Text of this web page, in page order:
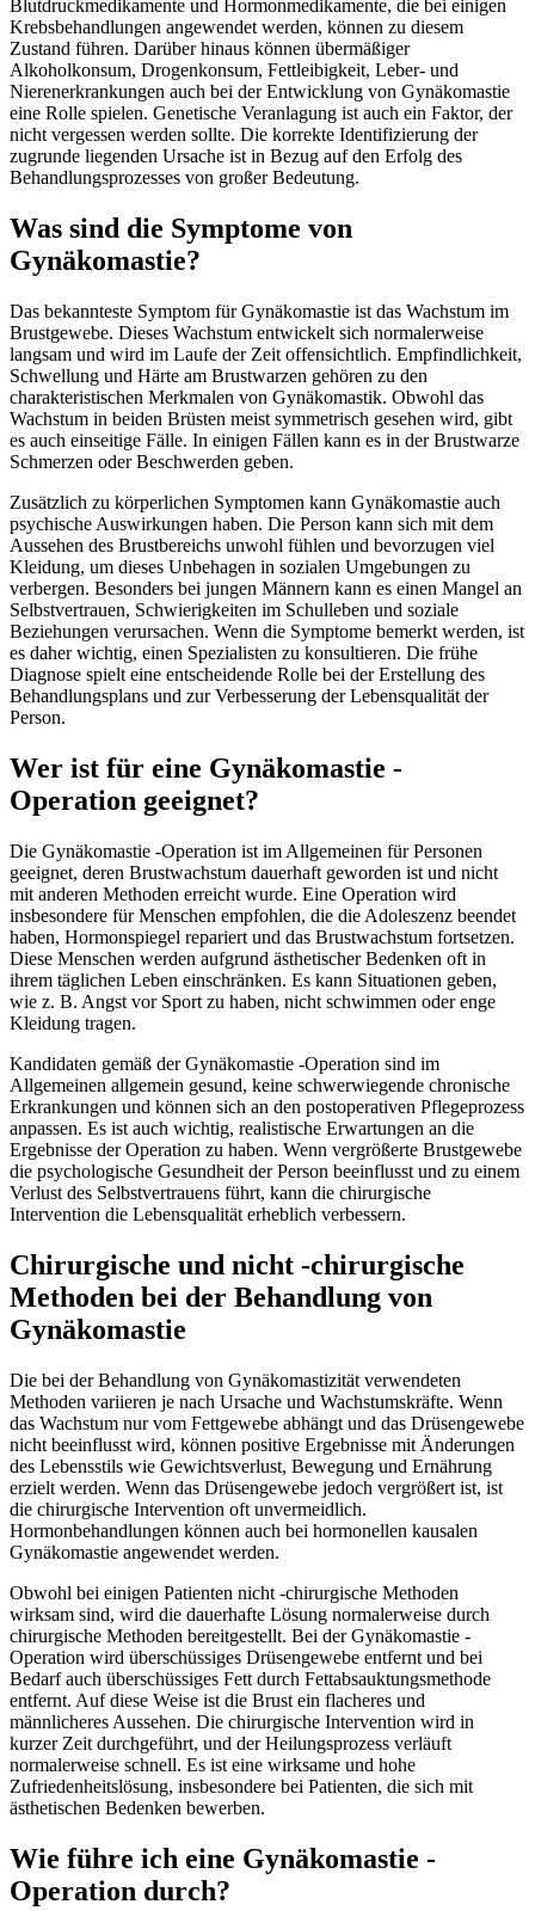
Blutdruckmedikamente und Hormonmedikamente, die bei einigen
Krebsbehandlungen angewendet werden, können zu diesem
Zustand führen. Darüber hinaus können übermäßiger
Alkoholkonsum, Drogenkonsum, Fettleibigkeit, Leber- und
Nierenerkrankungen auch bei der Entwicklung von Gynäkomastie
eine Rolle spielen. Genetische Veranlagung ist auch ein Faktor, der
nicht vergessen werden sollte. Die korrekte Identifizierung der
zugrunde liegenden Ursache ist in Bezug auf den Erfolg des
Behandlungsprozesses von großer Bedeutung.
Was sind die Symptome von
Gynäkomastie?
Das bekannteste Symptom für Gynäkomastie ist das Wachstum im
Brustgewebe. Dieses Wachstum entwickelt sich normalerweise
langsam und wird im Laufe der Zeit offensichtlich. Empfindlichkeit,
Schwellung und Härte am Brustwarzen gehören zu den
charakteristischen Merkmalen von Gynäkomastik. Obwohl das
Wachstum in beiden Brüsten meist symmetrisch gesehen wird, gibt
es auch einseitige Fälle. In einigen Fällen kann es in der Brustwarze
Schmerzen oder Beschwerden geben.
Zusätzlich zu körperlichen Symptomen kann Gynäkomastie auch
psychische Auswirkungen haben. Die Person kann sich mit dem
Aussehen des Brustbereichs unwohl fühlen und bevorzugen viel
Kleidung, um dieses Unbehagen in sozialen Umgebungen zu
verbergen. Besonders bei jungen Männern kann es einen Mangel an
Selbstvertrauen, Schwierigkeiten im Schulleben und soziale
Beziehungen verursachen. Wenn die Symptome bemerkt werden, ist
es daher wichtig, einen Spezialisten zu konsultieren. Die frühe
Diagnose spielt eine entscheidende Rolle bei der Erstellung des
Behandlungsplans und zur Verbesserung der Lebensqualität der
Person.
Wer ist für eine Gynäkomastie -
Operation geeignet?
Die Gynäkomastie -Operation ist im Allgemeinen für Personen
geeignet, deren Brustwachstum dauerhaft geworden ist und nicht
mit anderen Methoden erreicht wurde. Eine Operation wird
insbesondere für Menschen empfohlen, die die Adoleszenz beendet
haben, Hormonspiegel repariert und das Brustwachstum fortsetzen.
Diese Menschen werden aufgrund ästhetischer Bedenken oft in
ihrem täglichen Leben einschränken. Es kann Situationen geben,
wie z. B. Angst vor Sport zu haben, nicht schwimmen oder enge
Kleidung tragen.
Kandidaten gemäß der Gynäkomastie -Operation sind im
Allgemeinen allgemein gesund, keine schwerwiegende chronische
Erkrankungen und können sich an den postoperativen Pflegeprozess
anpassen. Es ist auch wichtig, realistische Erwartungen an die
Ergebnisse der Operation zu haben. Wenn vergrößerte Brustgewebe
die psychologische Gesundheit der Person beeinflusst und zu einem
Verlust des Selbstvertrauens führt, kann die chirurgische
Intervention die Lebensqualität erheblich verbessern.
Chirurgische und nicht -chirurgische
Methoden bei der Behandlung von
Gynäkomastie
Die bei der Behandlung von Gynäkomastizität verwendeten
Methoden variieren je nach Ursache und Wachstumskräfte. Wenn
das Wachstum nur vom Fettgewebe abhängt und das Drüsengewebe
nicht beeinflusst wird, können positive Ergebnisse mit Änderungen
des Lebensstils wie Gewichtsverlust, Bewegung und Ernährung
erzielt werden. Wenn das Drüsengewebe jedoch vergrößert ist, ist
die chirurgische Intervention oft unvermeidlich.
Hormonbehandlungen können auch bei hormonellen kausalen
Gynäkomastie angewendet werden.
Obwohl bei einigen Patienten nicht -chirurgische Methoden
wirksam sind, wird die dauerhafte Lösung normalerweise durch
chirurgische Methoden bereitgestellt. Bei der Gynäkomastie -
Operation wird überschüssiges Drüsengewebe entfernt und bei
Bedarf auch überschüssiges Fett durch Fettabsauktungsmethode
entfernt. Auf diese Weise ist die Brust ein flacheres und
männlicheres Aussehen. Die chirurgische Intervention wird in
kurzer Zeit durchgeführt, und der Heilungsprozess verläuft
normalerweise schnell. Es ist eine wirksame und hohe
Zufriedenheitslösung, insbesondere bei Patienten, die sich mit
ästhetischen Bedenken bewerben.
Wie führe ich eine Gynäkomastie -
Operation durch?